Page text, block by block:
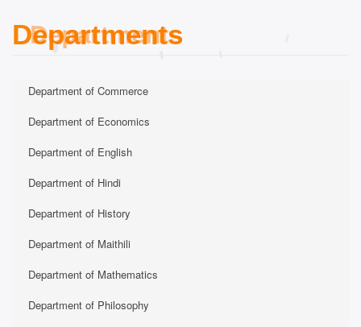
Departments
Department of Commerce
Department of Economics
Department of English
Department of Hindi
Department of History
Department of Maithili
Department of Mathematics
Department of Philosophy